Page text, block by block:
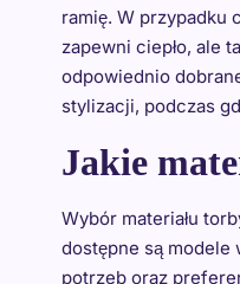
ramię. W przypadku
zapewni ciepło, ale
odpowiednio
stylizacji, podczas
Jakie
Wybór materiału
dostępne są modele
potrzeb oraz